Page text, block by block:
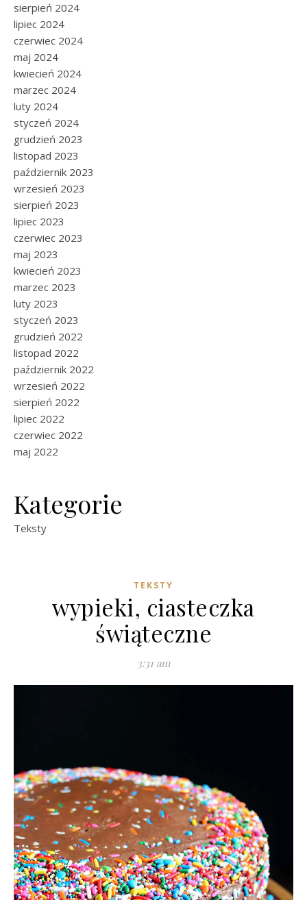
sierpień 2024
lipiec 2024
czerwiec 2024
maj 2024
kwiecień 2024
marzec 2024
luty 2024
styczeń 2024
grudzień 2023
listopad 2023
październik 2023
wrzesień 2023
sierpień 2023
lipiec 2023
czerwiec 2023
maj 2023
kwiecień 2023
marzec 2023
luty 2023
styczeń 2023
grudzień 2022
listopad 2022
październik 2022
wrzesień 2022
sierpień 2022
lipiec 2022
czerwiec 2022
maj 2022
Kategorie
Teksty
TEKSTY
wypieki, ciasteczka
świąteczne
3:31 am